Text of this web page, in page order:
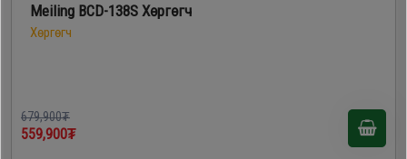
Meiling BCD-138S Хөргөгч
Хөргөгч
679,900₮
559,900₮